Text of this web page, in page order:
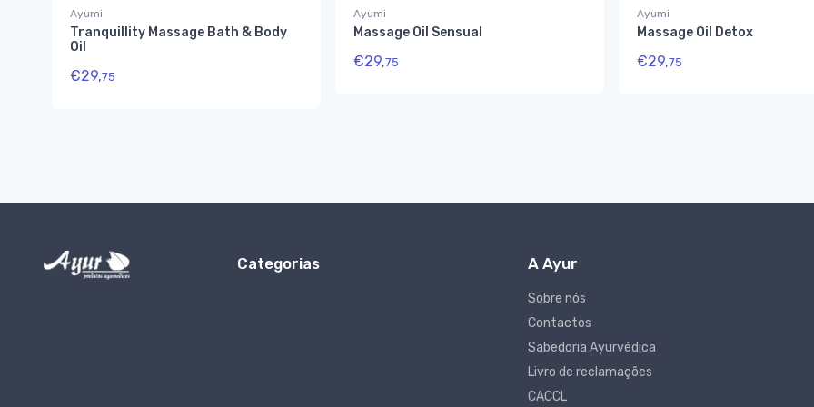
Ayumi
Tranquillity Massage Bath & Body
Oil
€29,75
Ayumi
Massage Oil Sensual
€29,75
Ayumi
Massage Oil Detox
€29,75
Categorias A Ayur
Sobre nós
Contactos
Sabedoria Ayurvédica
Livro de reclamações
CACCL